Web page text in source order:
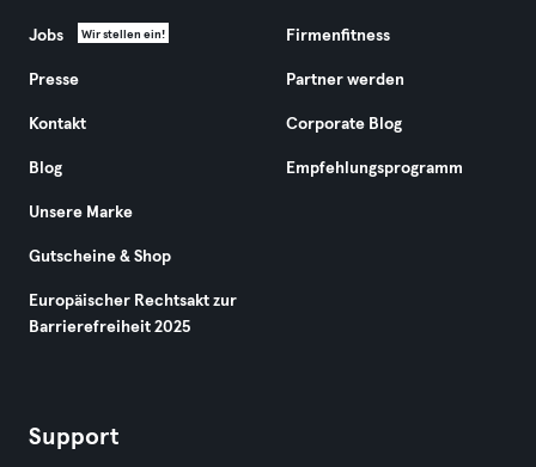
Jobs Wir stellen ein!
Presse
Kontakt
Blog
Unsere Marke
Gutscheine & Shop
Europäischer Rechtsakt zur
Barrierefreiheit 2025
Firmenfitness
Partner werden
Corporate Blog
Empfehlungsprogramm
Support